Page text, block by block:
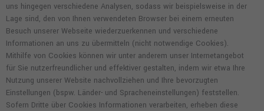
uns hingegen verschiedene Analysen, sodass wir beispielsweise in der
Lage sind, den von Ihnen verwendeten Browser bei einem erneuten
Besuch unserer Webseite wiederzuerkennen und verschiedene
Informationen an uns zu übermitteln (nicht notwendige Cookies).
Mithilfe von Cookies können wir unter anderem unser Internetangebot
für Sie nutzerfreundlicher und effektiver gestalten, indem wir etwa Ihre
Nutzung unserer Website nachvollziehen und Ihre bevorzugten
Einstellungen (bspw. Länder- und Spracheneinstellungen) feststellen.
Sofern Dritte über Cookies Informationen verarbeiten, erheben diese